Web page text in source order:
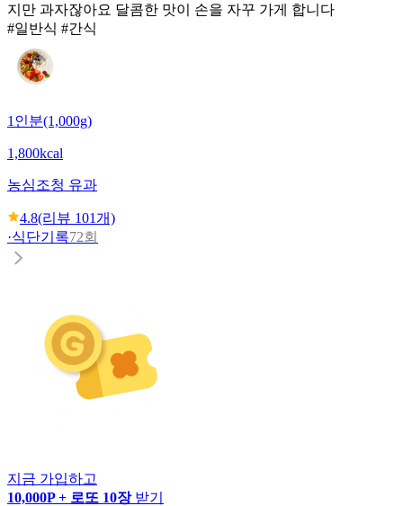
지만 과자잖아요 달콤한 맛이 손을 자꾸 가게 합니다
#일반식 #간식
1인분(1,000g)
1,800kcal
농심조청 유과
4.8(리뷰 101개)
·식단기록72회
지금 가입하고
10,000P + 로또 10장 받기